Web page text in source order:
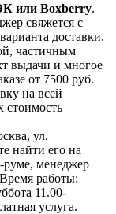
или Boxberry.
свяжется с
доставки.
частичным
выдачи и многое
от 7500 руб.
на всей
стоимость
ул.
найти его на
руме, менеджер
работы:
11.00-
услуга.